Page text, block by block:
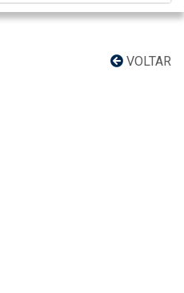
VOLTAR